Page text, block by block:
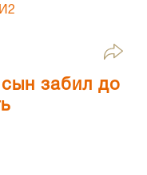
забил до